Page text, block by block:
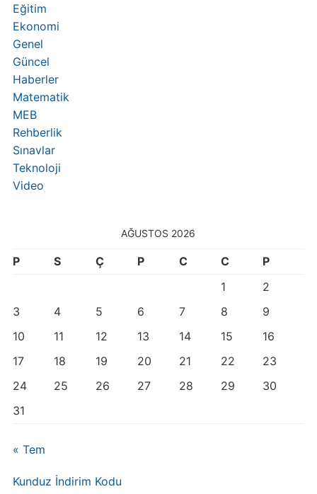
Eğitim
Ekonomi
Genel
Güncel
Haberler
Matematik
MEB
Rehberlik
Sınavlar
Teknoloji
Video
AĞUSTOS 2026
P S Ç P C C
P
1
2
3
4 5 6 7 8
9
10
11 12 13 14 15
16
17
18 19 20 21 22
23
24
25 26 27 28 29
30
31
« Tem
Kunduz İndirim Kodu